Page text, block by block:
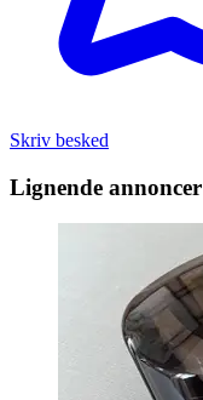
Skriv besked
Lignende annoncer